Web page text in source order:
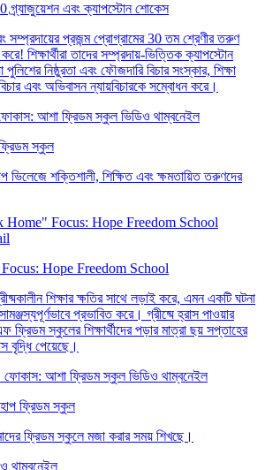
গ্র্যাজুয়েশন এবং ক্যাপস্টোন শোকেস
সম্প্রদায়ের প্রজন্ম প্রোগ্রামের 30 তম শ্রেণীর তরুণ
শিক্ষার্থীরা তাদের সম্প্রদায়-ভিত্তিক ক্যাপস্টোন
নিষ্ঠুরতা এবং ফৌজদারি বিচার সংস্কার, শিক্ষা
এবং অভিবাসন ন্যায়বিচারকে সম্বোধন করে।
স্কুল
ভিলেজে শক্তিশালী, শিক্ষিত এবং ক্ষমতায়িত তরুণদের
Hope Freedom School
শিক্ষার ক্ষতির সাথে লড়াই করে, এমন একটি ঘটনা
প্রভাবিত করে। গ্রীষ্মে হ্রাস পাওয়ার
ফ্রিডম স্কুলের শিক্ষার্থীদের পড়ার মাত্রা ছয় সপ্তাহের
বৃদ্ধি পেয়েছে।
ফ্রিডম স্কুল
ফ্রিডম স্কুলে মজা করার সময় শিখছে।